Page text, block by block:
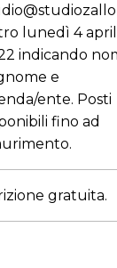
lunedì 4
indicando
e
ente. Posti
fino ad
gratuita.